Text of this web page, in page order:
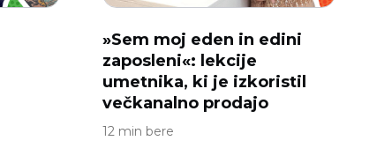
»Sem moj eden in edini
zaposleni«: lekcije
umetnika, ki je izkoristil
večkanalno prodajo
12 min bere